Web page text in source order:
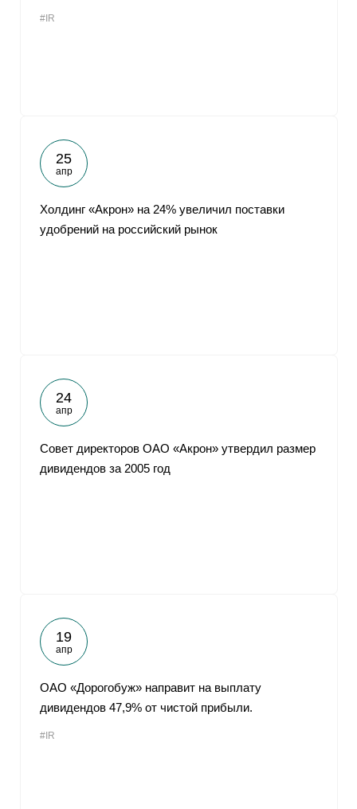
#IR
25
апр
Холдинг «Акрон» на 24% увеличил поставки
удобрений на российский рынок
24
апр
Совет директоров ОАО «Акрон» утвердил размер
дивидендов за 2005 год
19
апр
ОАО «Дорогобуж» направит на выплату
дивидендов 47,9% от чистой прибыли.
#IR